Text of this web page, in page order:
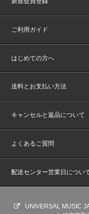
ご利用ガイド
はじめての方へ
送料とお支払い方法
キャンセルと返品について
よくあるご質問
配送センター営業日につい
UNIVERSAL MUSIC